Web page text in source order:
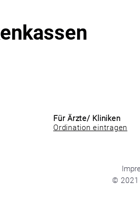
Für Ärzte/ Kliniken
Ordination eintragen
©